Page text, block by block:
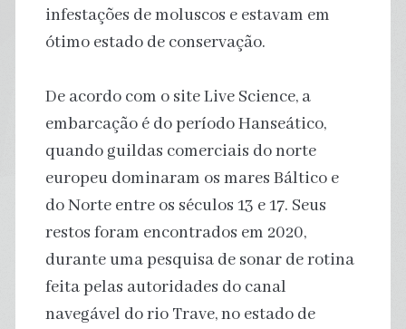
infestações de moluscos e estavam em
ótimo estado de conservação.
De acordo com o site Live Science, a
embarcação é do período Hanseático,
quando guildas comerciais do norte
europeu dominaram os mares Báltico e
do Norte entre os séculos 13 e 17. Seus
restos foram encontrados em 2020,
durante uma pesquisa de sonar de rotina
feita pelas autoridades do canal
navegável do rio Trave, no estado de